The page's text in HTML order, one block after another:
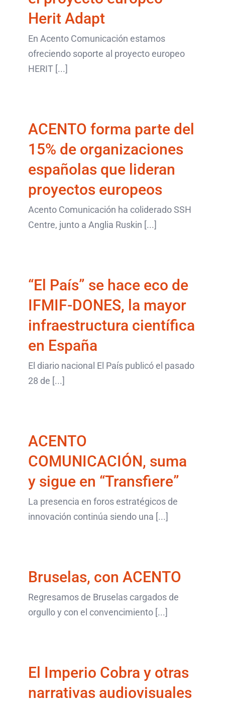
Herit Adapt
En Acento Comunicación estamos
ofreciendo soporte al proyecto europeo
HERIT [...]
ACENTO forma parte
españolas que lideran
proyectos europeos
últimos artículos
ACENTO forma parte del
15% de organizaciones
españolas que lideran
proyectos europeos
Acento Comunicación ha coliderado SSH
Centre, junto a Anglia Ruskin [...]
“El País” se hace eco de
científica en España
últimos artículos
“El País” se hace eco de
IFMIF-DONES, la mayor
infraestructura científica
en España
El diario nacional El País publicó el pasado
28 de [...]
y sigue en “Transfiere”
últimos artículos
ACENTO
COMUNICACIÓN, suma
y sigue en “Transfiere”
La presencia en foros estratégicos de
innovación continúa siendo una [...]
Bruselas, con ACENTO
Regresamos de Bruselas cargados de
orgullo y con el convencimiento [...]
El Imperio Cobra y otras
| Manuel Sicilia
El Imperio Cobra y otras
narrativas audiovisuales